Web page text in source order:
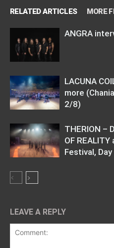
RELATED ARTICLES MORE
ANGRA
LACUNA
more
2/8)
THERION –
OF
Festival,
LEAVE A REPLY